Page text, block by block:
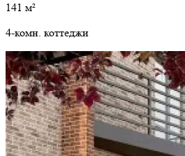
141 м²
4-комн. коттеджи